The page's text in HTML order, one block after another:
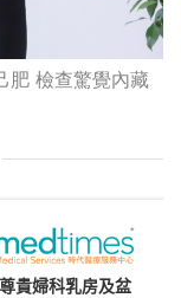
肥 檢查驚覺內藏